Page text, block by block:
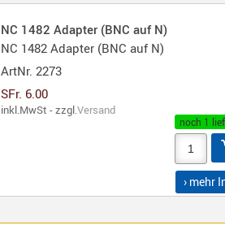
NC 1482 Adapter (BNC auf N)
NC 1482 Adapter (BNC auf N)
ArtNr.2273
SFr. 6.00
inkl.MwSt - zzgl.Versand
noch 1
› mehr